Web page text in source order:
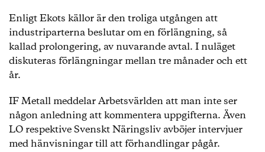
Enligt Ekots källor är den troliga utgången att
industriparterna beslutar om en förlängning, så
kallad prolongering, av nuvarande avtal. I nuläget
diskuteras förlängningar mellan tre månader och ett
år.
IF Metall meddelar Arbetsvärlden att man inte ser
någon anledning att kommentera uppgifterna. Även
LO respektive Svenskt Näringsliv avböjer intervjuer
med hänvisningar till att förhandlingar pågår.